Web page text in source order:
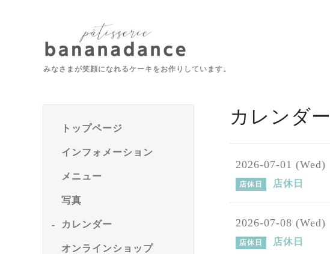
みなさまが笑顔になれるケーキをお作りしています。
トップページ
インフォメーション
メニュー
写真
カレンダー
オンラインショップ
カレンダー
2026-07-01 (Wed)
店休日 店休日
2026-07-08 (Wed)
店休日 店休日